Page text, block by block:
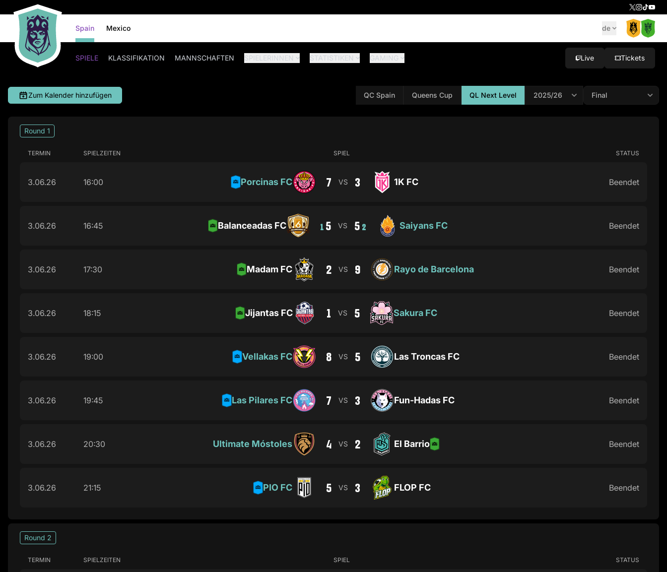
Spain Mexico de
SPIELE KLASSIFIKATION MANNSCHAFTEN SPIELERINNEN STATISTIKEN GAMING Live Tickets
Zum Kalender hinzufügen QC Spain Queens Cup QL Next Level
Round 1
TERMIN SPIELZEITEN SPIEL STATUS
3.06.26 16:00 Porcinas FC 7 VS 3 1K FC Beendet
3.06.26 16:45 Balanceadas FC 1 5 VS 5 2 Saiyans FC Beendet
3.06.26 17:30 Madam FC 2 VS 9 Rayo de Barcelona Beendet
3.06.26 18:15 Jijantas FC 1 VS 5 Sakura FC Beendet
3.06.26 19:00 Vellakas FC 8 VS 5 Las Troncas FC Beendet
3.06.26 19:45 Las Pilares FC 7 VS 3 Fun-Hadas FC Beendet
3.06.26 20:30 Ultimate Móstoles 4 VS 2 El Barrio Beendet
3.06.26 21:15 PIO FC 5 VS 3 FLOP FC Beendet
Round 2
TERMIN SPIELZEITEN SPIEL STATUS